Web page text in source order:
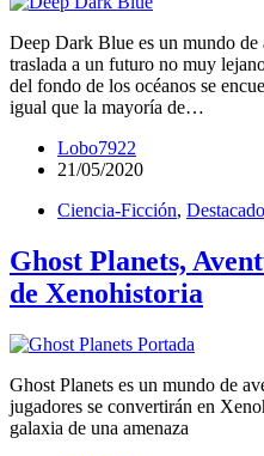
Deep Dark Blue es un mundo de
traslada a un futuro no muy
del fondo de los océanos se
igual que la mayoría de…
Lobo7922
21/05/2020
Ciencia-Ficción, Destacado
Ghost Planets,
de Xenohistoria
Ghost Planets es un mundo de
jugadores se convertirán en
galaxia de una amenaza